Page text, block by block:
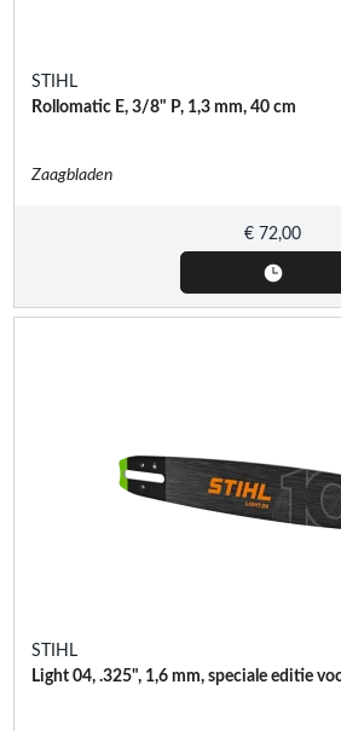
STIHL
Rollomatic E, 3/8" P, 1,3 mm, 40 cm
Zaagbladen
€ 72,00
STIHL
Light 04, .325", 1,6 mm, speciale editie